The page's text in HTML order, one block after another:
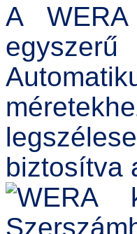
A
biztosítva